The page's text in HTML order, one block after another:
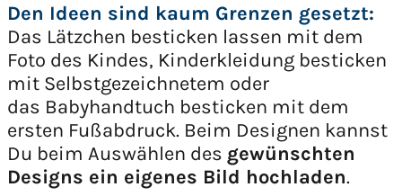
Den Ideen sind kaum Grenzen gesetzt:
Das Lätzchen besticken lassen mit dem
Foto des Kindes, Kinderkleidung besticken
mit Selbstgezeichnetem oder
das Babyhandtuch besticken mit dem
ersten Fußabdruck. Beim Designen kannst
Du beim Auswählen des gewünschten
Designs ein eigenes Bild hochladen.